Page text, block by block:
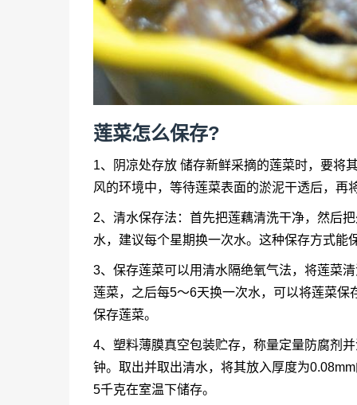
莲菜怎么保存?
1、阴凉处存放 储存新鲜采摘的莲菜时，要将
风的环境中，等待莲菜表面的淤泥干透后，再
2、清水保存法：首先把莲藕清洗干净，然后
水，建议每个星期换一次水。这种保存方式能
3、保存莲菜可以用清水隔绝氧气法，将莲菜
莲菜，之后每5～6天换一次水，可以将莲菜
保存莲菜。
4、塑料薄膜真空包装贮存，称量定量防腐剂
钟。取出并取出清水，将其放入厚度为
5千克在室温下储存。